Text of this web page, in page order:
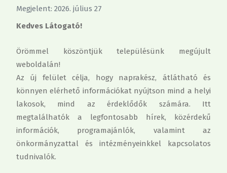
Megjelent: 2026. július 27
Kedves Látogató!
Örömmel köszöntjük településünk megújult
weboldalán!
Az új felület célja, hogy naprakész, átlátható és
könnyen elérhető információkat nyújtson mind a helyi
lakosok, mind az érdeklődők számára. Itt
megtalálhatók a legfontosabb hírek, közérdekű
információk, programajánlók, valamint az
önkormányzattal és intézményeinkkel kapcsolatos
tudnivalók.